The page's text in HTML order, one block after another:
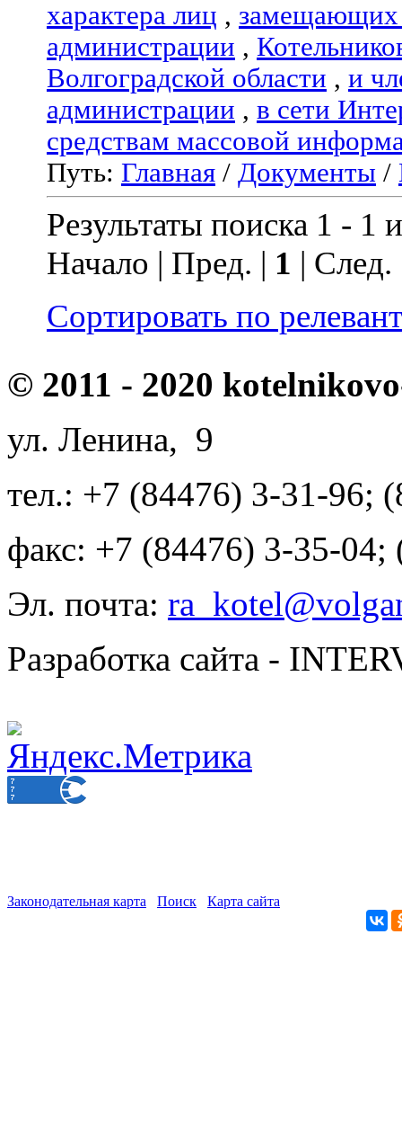
характера лиц , замещающих
администрации ,
Волгоградской области , и
администрации , в сети
средствам массовой
Путь: Главная / Документы /
Результаты поиска 1 - 1
Начало | Пред. | 1 |
Сортировать по
© 2011 - 2020
ул. Ленина, 9
тел.: +7 (84476) 3-31-96;
факс: +7 (84476) 3-35-04;
Эл. почта:
Разработка сайта -
Законодательная карта Поиск Карта сайта